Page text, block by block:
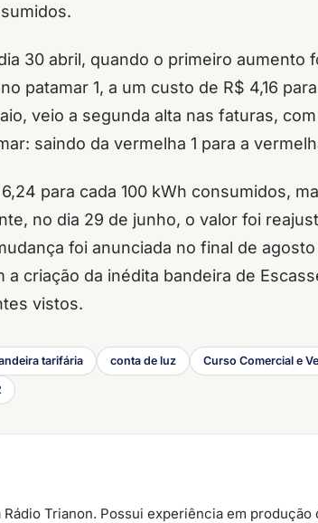
30 abril, quando o primeiro aumento
patamar 1, a um custo de R$ 4,16
veio a segunda alta nas faturas,
saindo da vermelha 1 para a
para cada 100 kWh consumidos,
no dia 29 de junho, o valor foi
foi anunciada no final de
criação da inédita bandeira de
vistos.
tarifária conta de luz Curso Comercial e
Trianon. Possui experiência em produção